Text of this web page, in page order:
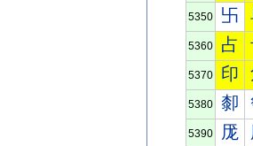
5350 卐
5360 占
5370 印
5380 厀
5390 厐